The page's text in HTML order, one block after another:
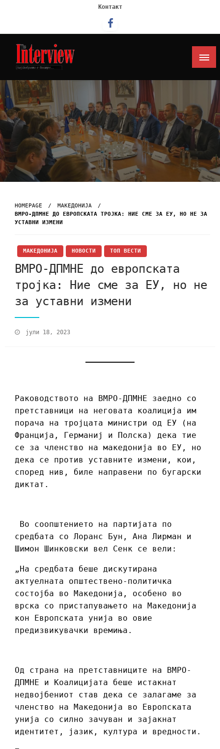
Контакт
Интервју
HOMEPAGE
МАКЕДОНИЈА
ВМРО-ДПМНЕ ДО ЕВРОПСКАТА ТРОЈКА: НИЕ СМЕ ЗА ЕУ, НО НЕ ЗА
УСТАВНИ ИЗМЕНИ
МАКЕДОНИЈА НОВОСТИ ТОП ВЕСТИ
ВМРО-ДПМНЕ до европската
тројка: Ние сме за ЕУ, но не
за уставни измени
јули 18, 2023
Раководството на ВМРО-ДПМНЕ заедно со
претставници на неговата коалиција им
порача на тројцата министри од ЕУ (на
Франција, Германиј и Полска) дека тие
се за членство на македонија во ЕУ, но
дека се против уставните измени, кои,
според нив, биле направени по бугарски
диктат.
Во соопштението на партијата по
средбата со Лоранс Бун, Ана Лирман и
Шимон Шинковски вел Сенк се вели:
„На средбата беше дискутирана
актуелната општествено-политичка
состојба во Македонија, особено во
врска со пристапувањето на Македонија
кон Европската унија во овие
предизвикувачки времиња.
Од страна на претставниците на ВМРО-
ДПМНЕ и Коалицијата беше истакнат
недвојбениот став дека се залагаме за
членство на Македонија во Европската
унија со силно зачуван и зајакнат
идентитет, јазик, култура и вредности.